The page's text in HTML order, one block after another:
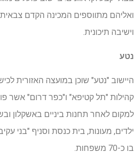
ואליהם מתווספים המכינה הקדם
וישיבה תיכונית.
נטע
היישוב "נטע" שוכן במועצה האזורית
קהילות "תל קטיפא" ו"כפר דרום" אשר
למקום לאחר תחנות ביניים באשקלון
ילדים, מעונות, בית כנסת וסניף "בני
בו כ-70 משפחות.